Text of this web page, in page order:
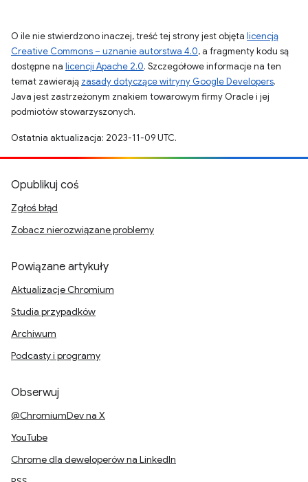
O ile nie stwierdzono inaczej, treść tej strony jest objęta licencją
Creative Commons – uznanie autorstwa 4.0, a fragmenty kodu są
dostępne na licencji Apache 2.0. Szczegółowe informacje na ten
temat zawierają zasady dotyczące witryny Google Developers.
Java jest zastrzeżonym znakiem towarowym firmy Oracle i jej
podmiotów stowarzyszonych.
Ostatnia aktualizacja: 2023-11-09 UTC.
Opublikuj coś
Zgłoś błąd
Zobacz nierozwiązane problemy
Powiązane artykuły
Aktualizacje Chromium
Studia przypadków
Archiwum
Podcasty i programy
Obserwuj
@ChromiumDev na X
YouTube
Chrome dla deweloperów na LinkedIn